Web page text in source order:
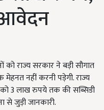
को राज्य सरकार ने बड़ी सौगात
नहीं करनी पड़ेगी. राज्य
3 लाख रुपये तक की सब्सिडी
से जुड़ी जानकारी.